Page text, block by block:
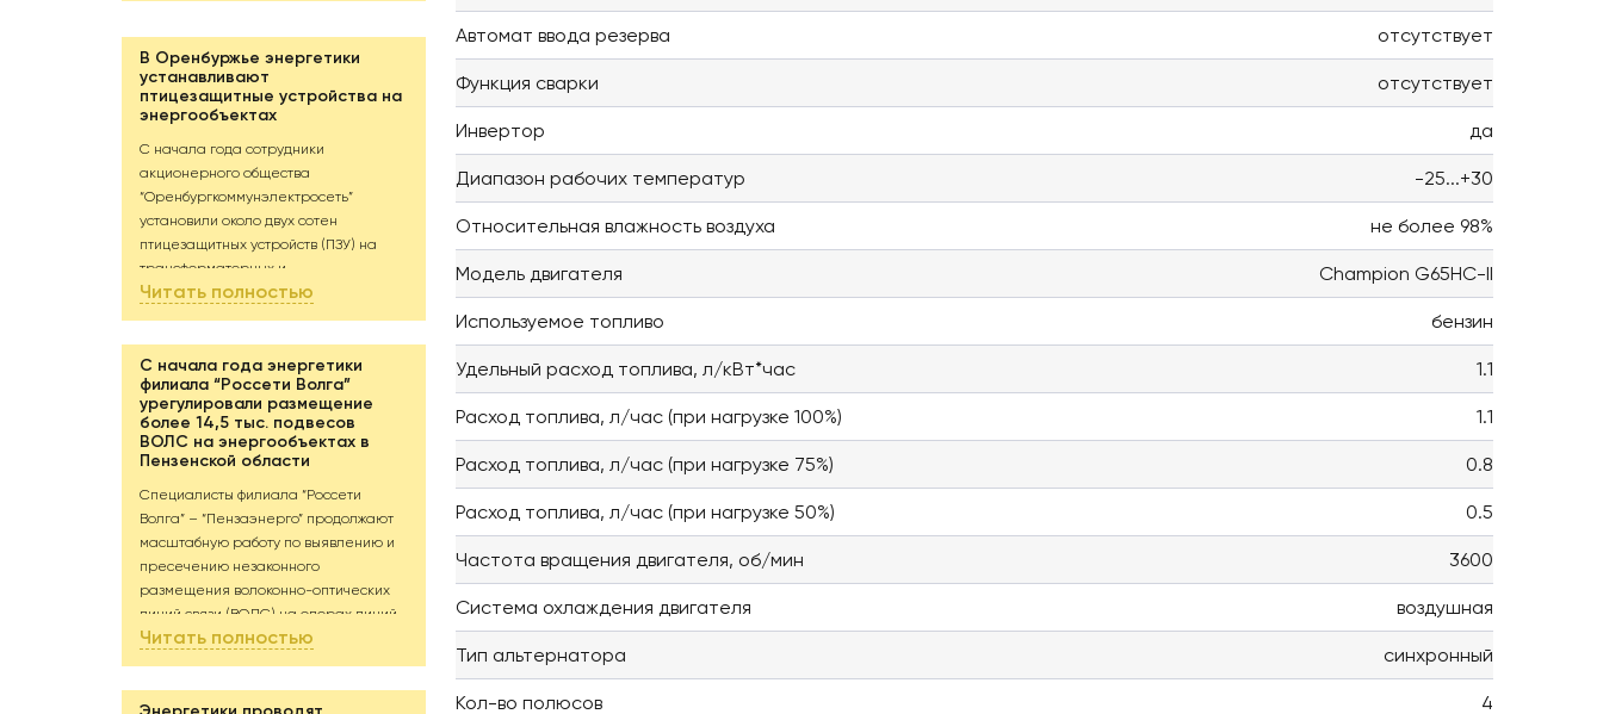
В Оренбуржье энергетики
устанавливают
птицезащитные устройства на
энергообъектах
С начала года сотрудники
акционерного общества
“Оренбургкоммунэлектросеть”
установили около двух сотен
птицезащитных устройств (ПЗУ) на
трансформаторных и
распределительных пунктах в
смонтированы в течение ближайших
пяти месяцев.
Птицы нередко становятся причиной
кратковременных отключений
электроэнергии. Они используют
как присады, касаются открытых
частей оборудования и попадают под
напряжение; возникает короткое
замыкание, и линия отключается.
Чтобы исключить соприкосновения и
при выполнении плановых ремонтов
Читать полностью
С начала года энергетики
филиала “Россети Волга”
урегулировали размещение
более 14,5 тыс. подвесов
ВОЛС на энергообъектах в
Пензенской области
Специалисты филиала “Россети
Волга” – “Пензаэнерго” продолжают
масштабную работу по выявлению и
пресечению незаконного
размещения волоконно-оптических
линий связи (ВОЛС) на опорах линий
электропередачи (ЛЭП).
на опорах ЛЭП филиала
Читать полностью
Автомат ввода резерва отсутствует
Функция сварки отсутствует
Инвертор да
Диапазон рабочих температур -25...+30
Относительная влажность воздуха не более 98%
Модель двигателя Champion G65HC-II
Используемое топливо бензин
Удельный расход топлива, л/кВт*час 1.1
Расход топлива, л/час (при нагрузке 100%) 1.1
Расход топлива, л/час (при нагрузке 75%) 0.8
Расход топлива, л/час (при нагрузке 50%) 0.5
Частота вращения двигателя, об/мин 3600
Система охлаждения двигателя воздушная
Тип альтернатора синхронный
Кол-во полюсов 4